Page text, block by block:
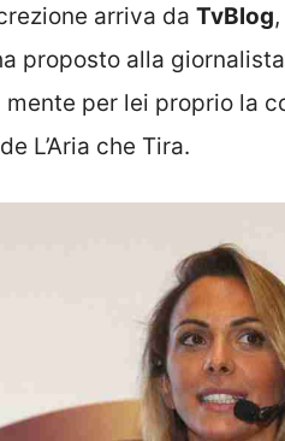
arriva da TvBlog
proposto alla
mente per lei proprio la
L’Aria che Tira.